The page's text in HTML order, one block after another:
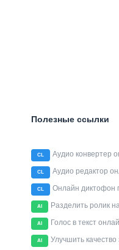
Полезные ссылки
CL Аудио конвертер
CL Аудио редактор
CL Онлайн диктофон
AI Разделить ролик
AI Голос в текст
AI Улучшить качество